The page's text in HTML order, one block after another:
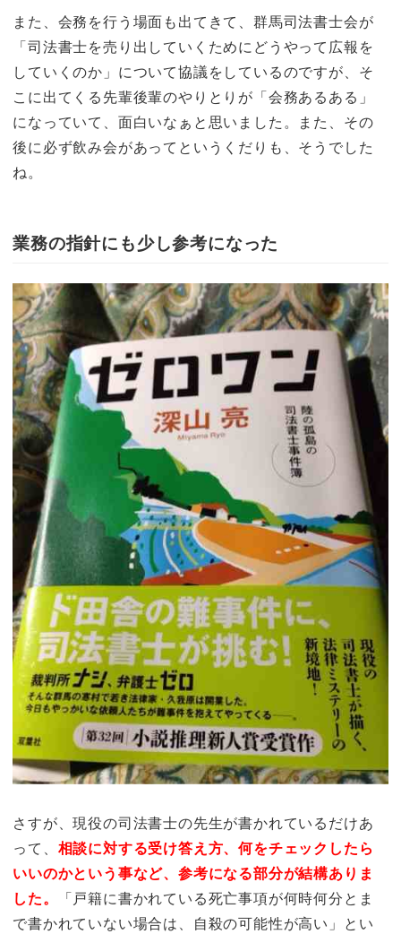
また、会務を行う場面も出てきて、群馬司法書士会が
「司法書士を売り出していくためにどうやって広報を
していくのか」について協議をしているのですが、そ
こに出てくる先輩後輩のやりとりが「会務あるある」
になっていて、面白いなぁと思いました。また、その
後に必ず飲み会があってというくだりも、そうでした
ね。
業務の指針にも少し参考になった
さすが、現役の司法書士の先生が書かれているだけあ
って、 相談に対する受け答え方、何をチェックしたら
いいのかという事など、参考になる部分が結構ありま
した。
「戸籍に書かれている死亡事項が何時何分とま
で書かれていない場合は、自殺の可能性が高い」とい